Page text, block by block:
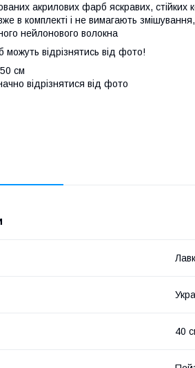
акрилових фарб яскравих, стійких
в комплекті і не вимагають змішування,
нейлонового волокна
можуть відрізнятись від фото!
см
відрізнятися від фото
40